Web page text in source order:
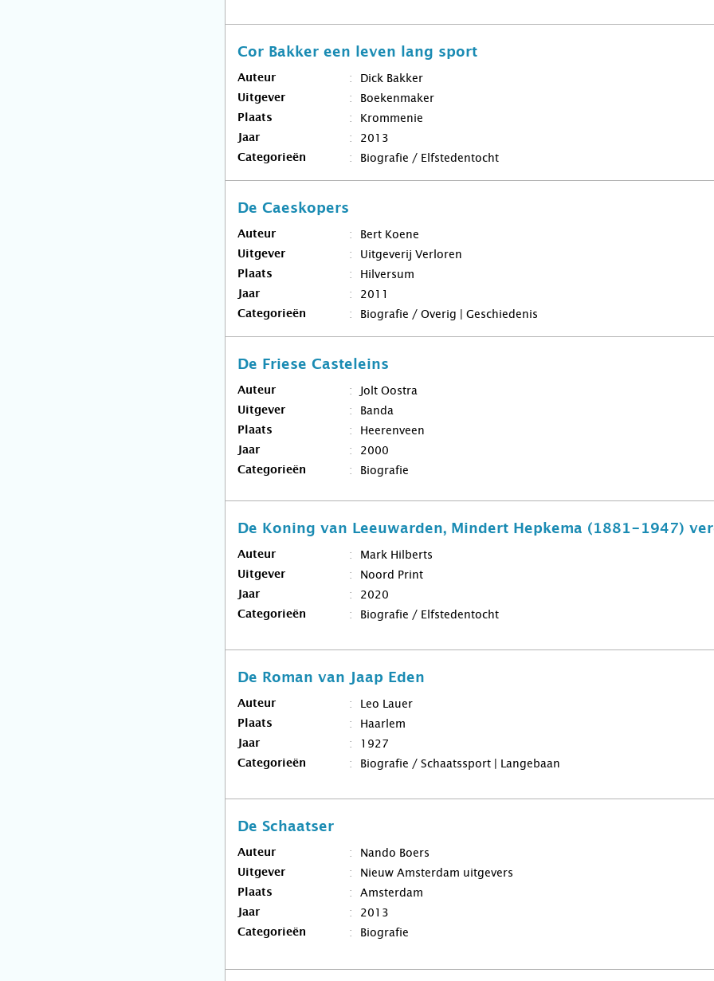
Cor Bakker een leven lang sport
Auteur Dick Bakker
Uitgever Boekenmaker
Plaats Krommenie
Jaar 2013
Categorieën Biografie / Elfstedentocht
De Caeskopers
Auteur Bert Koene
Uitgever Uitgeverij Verloren
Plaats Hilversum
Jaar 2011
Categorieën Biografie / Overig | Geschiedenis
De Friese Casteleins
Auteur Jolt Oostra
Uitgever Banda
Plaats Heerenveen
Jaar 2000
Categorieën Biografie
De Koning van Leeuwarden, Mindert Hepkema (1881-1947)
Auteur Mark Hilberts
Uitgever Noord Print
Jaar 2020
Categorieën Biografie / Elfstedentocht
De Roman van Jaap Eden
Auteur Leo Lauer
Plaats Haarlem
Jaar 1927
Categorieën Biografie / Schaatssport | Langebaan
De Schaatser
Auteur Nando Boers
Uitgever Nieuw Amsterdam uitgevers
Plaats Amsterdam
Jaar 2013
Categorieën Biografie